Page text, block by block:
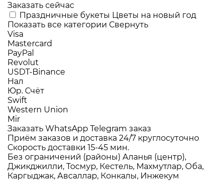
Заказать сейчас
Праздничные букеты Цветы на новый год
Показать все категории Свернуть
Visa
Mastercard
PayPal
Revolut
USDT-Binance
Нал
Юр. Счёт
Swift
Western Union
Mir
Заказать WhatsApp Telegram заказ
Приём заказов и доставка 24/7 круглосуточно
Скорость доставки 15-45 мин.
Без ограничений (районы) Аланья (центр),
Джикджилли, Тосмур, Кестель, Махмутлар, Оба,
Каргыджак, Авсаллар, Конкалы, Инжекум